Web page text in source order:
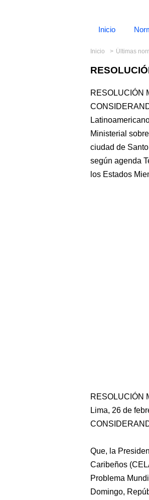
Inicio
Inicio Últimas
RESOLUCIÓN
Ministerial
ciudad de
según agenda
los Estados
RESOLUCIÓN
Lima, 26 de
Que, la
Caribeños
Problema
Domingo,